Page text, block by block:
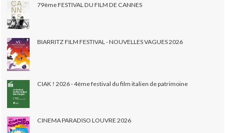
79ème FESTIVAL DU FILM DE CANNES
BIARRITZ FILM FESTIVAL - NOUVELLES VAGUES 2026
CIAK ! 2026 - 4ème festival du film italien de patrimoine
CINEMA PARADISO LOUVRE 2026